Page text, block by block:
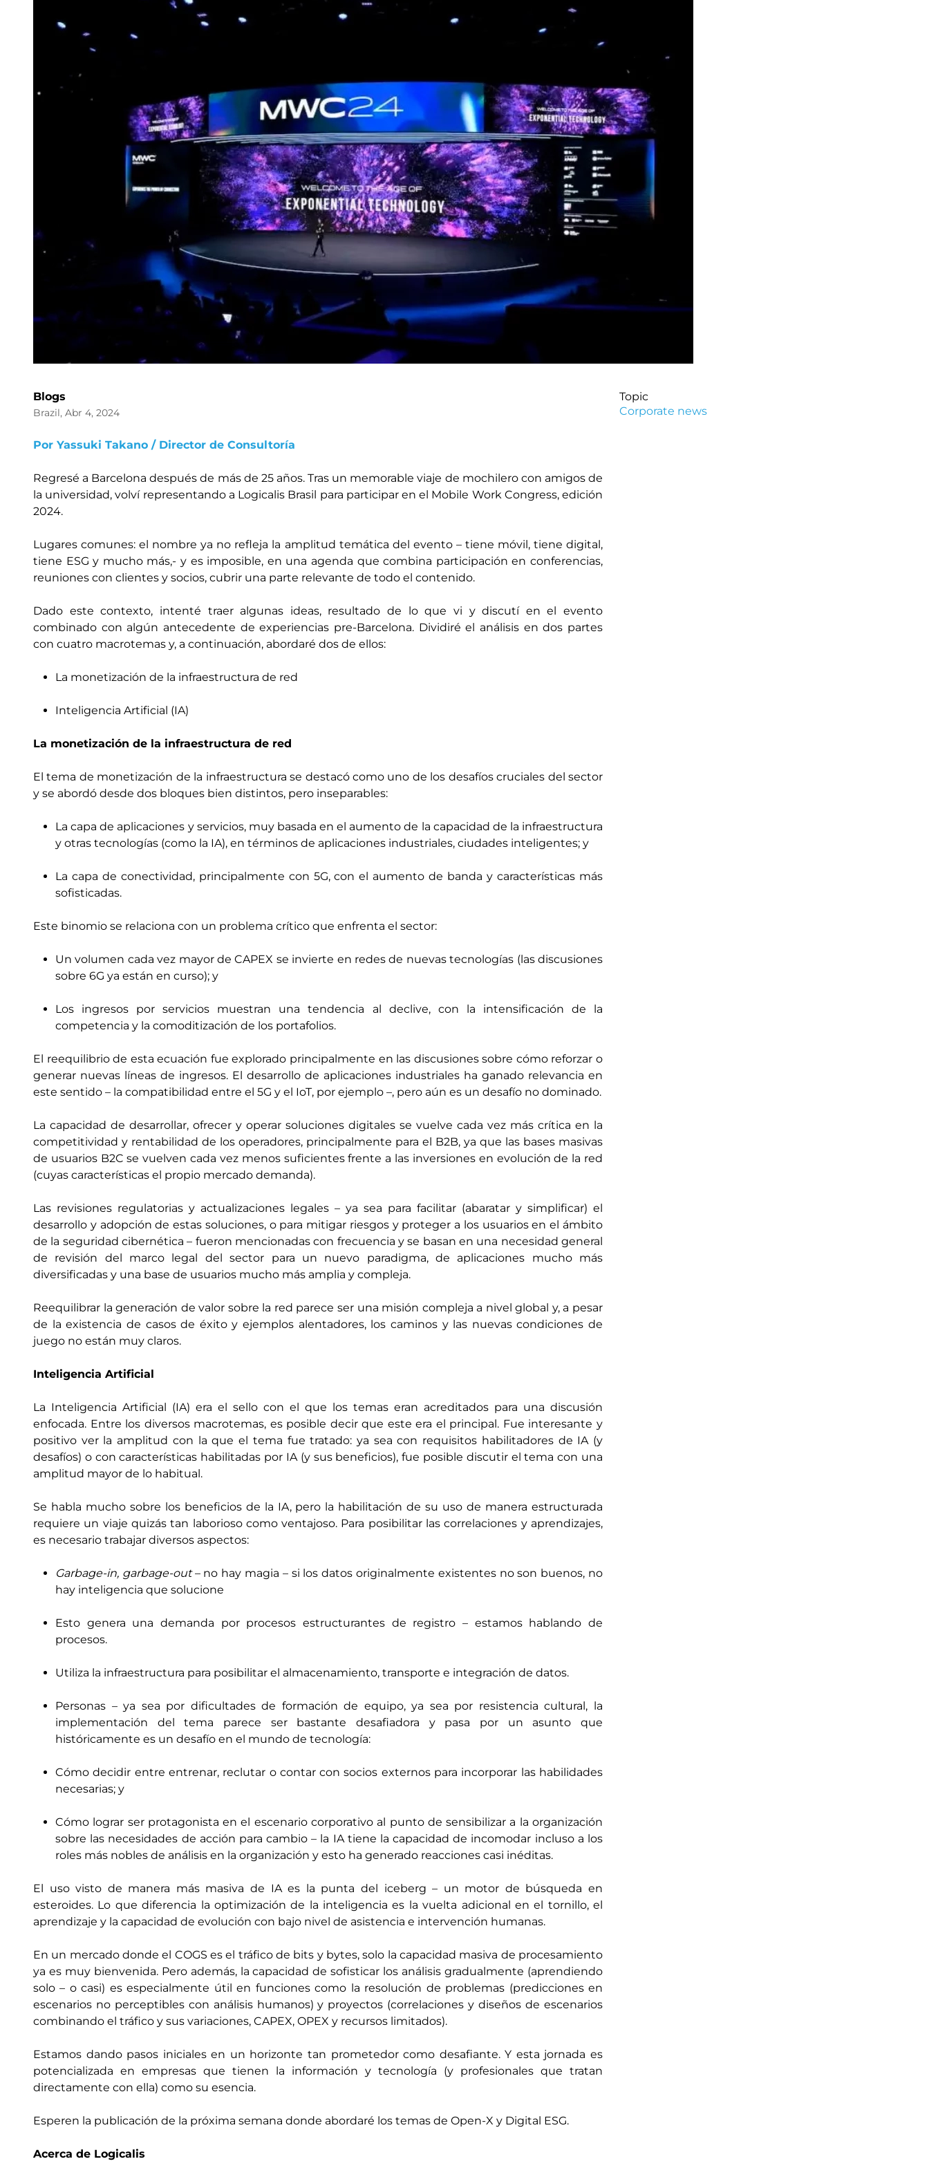
Blogs
Brazil, Abr 4, 2024
Por Yassuki Takano / Director de Consultoría
Regresé a Barcelona después de más de 25 años. Tras un memorable viaje de mochilero con amigos de
la universidad, volví representando a Logicalis Brasil para participar en el Mobile Work Congress, edición
2024.
Lugares comunes: el nombre ya no refleja la amplitud temática del evento – tiene móvil, tiene digital,
tiene ESG y mucho más,- y es imposible, en una agenda que combina participación en conferencias,
reuniones con clientes y socios, cubrir una parte relevante de todo el contenido.
Dado este contexto, intenté traer algunas ideas, resultado de lo que vi y discutí en el evento
combinado con algún antecedente de experiencias pre-Barcelona. Dividiré el análisis en dos partes
con cuatro macrotemas y, a continuación, abordaré dos de ellos:
La monetización de la infraestructura de red
Inteligencia Artificial (IA)
La monetización de la infraestructura de red
El tema de monetización de la infraestructura se destacó como uno de los desafíos cruciales del sector
y se abordó desde dos bloques bien distintos, pero inseparables:
La capa de aplicaciones y servicios, muy basada en el aumento de la capacidad de la infraestructura
y otras tecnologías (como la IA), en términos de aplicaciones industriales, ciudades inteligentes; y
La capa de conectividad, principalmente con 5G, con el aumento de banda y características más
sofisticadas.
Este binomio se relaciona con un problema crítico que enfrenta el sector:
Un volumen cada vez mayor de CAPEX se invierte en redes de nuevas tecnologías (las discusiones
sobre 6G ya están en curso); y
Los ingresos por servicios muestran una tendencia al declive, con la intensificación de la
competencia y la comoditización de los portafolios.
El reequilibrio de esta ecuación fue explorado principalmente en las discusiones sobre cómo reforzar o
generar nuevas líneas de ingresos. El desarrollo de aplicaciones industriales ha ganado relevancia en
este sentido – la compatibilidad entre el 5G y el IoT, por ejemplo –, pero aún es un desafío no dominado.
La capacidad de desarrollar, ofrecer y operar soluciones digitales se vuelve cada vez más crítica en la
competitividad y rentabilidad de los operadores, principalmente para el B2B, ya que las bases masivas
de usuarios B2C se vuelven cada vez menos suficientes frente a las inversiones en evolución de la red
(cuyas características el propio mercado demanda).
Las revisiones regulatorias y actualizaciones legales – ya sea para facilitar (abaratar y simplificar) el
desarrollo y adopción de estas soluciones, o para mitigar riesgos y proteger a los usuarios en el ámbito
de la seguridad cibernética – fueron mencionadas con frecuencia y se basan en una necesidad general
de revisión del marco legal del sector para un nuevo paradigma, de aplicaciones mucho más
diversificadas y una base de usuarios mucho más amplia y compleja.
Reequilibrar la generación de valor sobre la red parece ser una misión compleja a nivel global y, a pesar
de la existencia de casos de éxito y ejemplos alentadores, los caminos y las nuevas condiciones de
juego no están muy claros.
Inteligencia Artificial
La Inteligencia Artificial (IA) era el sello con el que los temas eran acreditados para una discusión
enfocada. Entre los diversos macrotemas, es posible decir que este era el principal. Fue interesante y
positivo ver la amplitud con la que el tema fue tratado: ya sea con requisitos habilitadores de IA (y
desafíos) o con características habilitadas por IA (y sus beneficios), fue posible discutir el tema con una
amplitud mayor de lo habitual.
Se habla mucho sobre los beneficios de la IA, pero la habilitación de su uso de manera estructurada
requiere un viaje quizás tan laborioso como ventajoso. Para posibilitar las correlaciones y aprendizajes,
es necesario trabajar diversos aspectos:
Garbage-in, garbage-out– no hay magia – si los datos originalmente existentes no son buenos, no
hay inteligencia que solucione
Esto genera una demanda por procesos estructurantes de registro – estamos hablando de
procesos.
Utiliza la infraestructura para posibilitar el almacenamiento, transporte e integración de datos.
Personas – ya sea por dificultades de formación de equipo, ya sea por resistencia cultural, la
implementación del tema parece ser bastante desafiadora y pasa por un asunto que
históricamente es un desafío en el mundo de tecnología:
Cómo decidir entre entrenar, reclutar o contar con socios externos para incorporar las habilidades
necesarias; y
Cómo lograr ser protagonista en el escenario corporativo al punto de sensibilizar a la organización
sobre las necesidades de acción para cambio – la IA tiene la capacidad de incomodar incluso a los
roles más nobles de análisis en la organización y esto ha generado reacciones casi inéditas.
El uso visto de manera más masiva de IA es la punta del iceberg – un motor de búsqueda en
esteroides. Lo que diferencia la optimización de la inteligencia es la vuelta adicional en el tornillo, el
aprendizaje y la capacidad de evolución con bajo nivel de asistencia e intervención humanas.
En un mercado donde el COGS es el tráfico de bits y bytes, solo la capacidad masiva de procesamiento
ya es muy bienvenida. Pero además, la capacidad de sofisticar los análisis gradualmente (aprendiendo
solo – o casi) es especialmente útil en funciones como la resolución de problemas (predicciones en
escenarios no perceptibles con análisis humanos) y proyectos (correlaciones y diseños de escenarios
combinando el tráfico y sus variaciones, CAPEX, OPEX y recursos limitados).
Estamos dando pasos iniciales en un horizonte tan prometedor como desafiante. Y esta jornada es
potencializada en empresas que tienen la información y tecnología (y profesionales que tratan
directamente con ella) como su esencia.
Esperen la publicación de la próxima semana donde abordaré los temas de Open-X y Digital ESG.
Acerca de Logicalis
Topic
Corporate news